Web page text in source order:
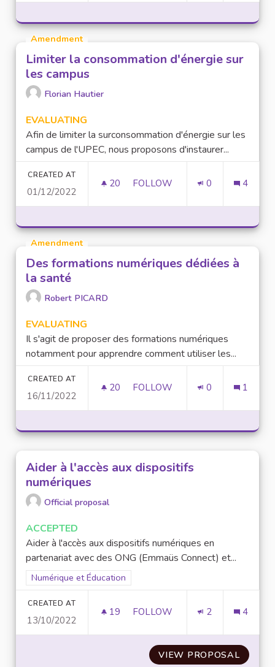
Amendment
Limiter la consommation d'énergie sur
les campus
Florian Hautier
EVALUATING
Afin de limiter la surconsommation d'énergie sur les
campus de l'UPEC, nous proposons d'instaurer...
CREATED AT
01/12/2022
20 20 FOLLOWERS
FOLLOW 0 4
Amendment
Des formations numériques dédiées à
la santé
Robert PICARD
EVALUATING
Il s'agit de proposer des formations numériques
notamment pour apprendre comment utiliser les...
CREATED AT
16/11/2022
20 20 FOLLOWERS
FOLLOW 0 1
Aider à l'accès aux dispositifs
numériques
Official proposal
ACCEPTED
Aider à l'accès aux dispositifs numériques en
partenariat avec des ONG (Emmaüs Connect) et...
Filter results for scope: Numérique et Éducation
Numérique et Éducation
CREATED AT
13/10/2022
19 19 FOLLOWERS
FOLLOW 2 4
VIEW PROPOSALAIDER